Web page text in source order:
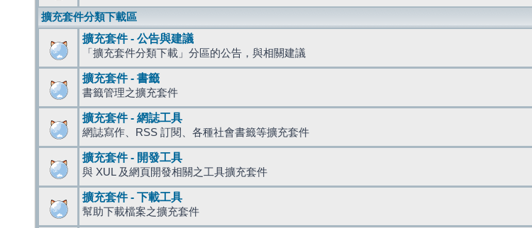
擴充套件分類下載區
擴充套件 - 公告與建議
「擴充套件分類下載」分區的公告，與相關建議
擴充套件 - 書籤
書籤管理之擴充套件
擴充套件 - 網誌工具
網誌寫作、RSS 訂閱、各種社會書籤等擴充套件
擴充套件 - 開發工具
與 XUL 及網頁開發相關之工具擴充套件
擴充套件 - 下載工具
幫助下載檔案之擴充套件